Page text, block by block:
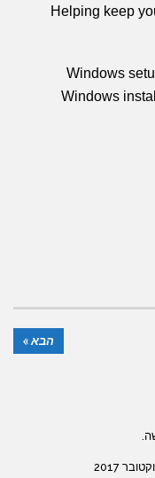
Helping keep
Windows
Windows
הבא »
2017